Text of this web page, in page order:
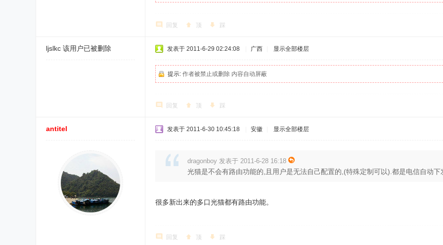
回复 顶 踩
ljslkc 该用户已被删除 发表于 2011-6-29 02:24:08 广西 显示全部楼层
提示: 作者被禁止或删除 内容自动屏蔽
回复 顶 踩
antitel 发表于 2011-6-30 10:45:18 安徽 显示全部楼层
dragonboy 发表于 2011-6-28 16:18
光猫是不会有路由功能的,且用户是无法自己配置的,(特殊定制可以).都是电信自动下
很多新出来的多口光猫都有路由功能。
回复 顶 踩